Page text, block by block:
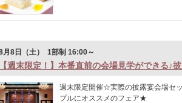
月8日（土） 1部制 16:00～
【週末限定！】本番直前の会場見学ができる♪
週末限定開催☆実際の披露宴会場セ
プルにオススメのフェア★